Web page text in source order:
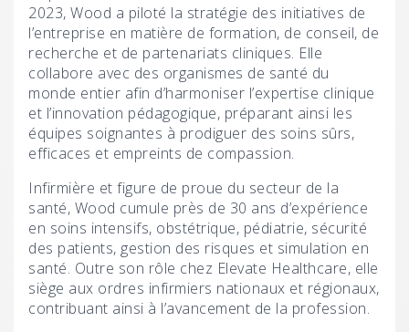
2023, Wood a piloté la stratégie des initiatives de
l’entreprise en matière de formation, de conseil, de
recherche et de partenariats cliniques. Elle
collabore avec des organismes de santé du
monde entier afin d’harmoniser l’expertise clinique
et l’innovation pédagogique, préparant ainsi les
équipes soignantes à prodiguer des soins sûrs,
efficaces et empreints de compassion.
Infirmière et figure de proue du secteur de la
santé, Wood cumule près de 30 ans d’expérience
en soins intensifs, obstétrique, pédiatrie, sécurité
des patients, gestion des risques et simulation en
santé. Outre son rôle chez Elevate Healthcare, elle
siège aux ordres infirmiers nationaux et régionaux,
contribuant ainsi à l’avancement de la profession.